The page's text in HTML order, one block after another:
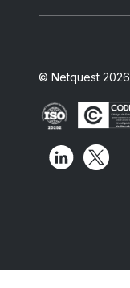
© Netquest 2026